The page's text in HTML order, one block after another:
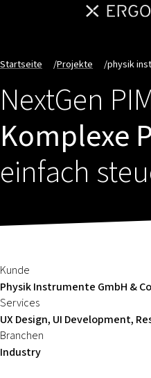
Startseite /Projekte /physik
NextGen
Komplexe
einfach
Kunde
Physik Instrumente GmbH &
Services
UX Design, UI Development,
Branchen
Industry